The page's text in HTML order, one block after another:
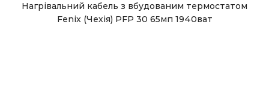
Нагрівальний кабель з вбудованим термостатом
Fenix (Чехія) PFP 30 65мп 1940ват